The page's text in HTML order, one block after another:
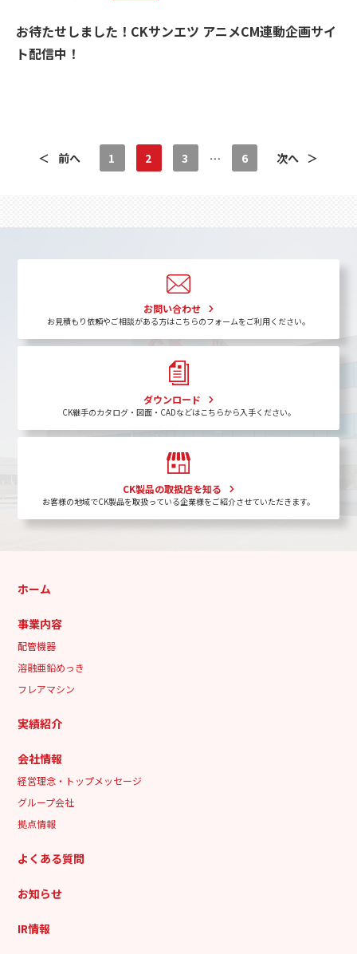
お待たせしました！CKサンエツ アニメCM連動企画サイ
ト配信中！
＜ 前へ 1 2 3 … 6 次へ ＞
お問い合わせ
お見積もり依頼やご相談がある方はこちらのフォームをご利用ください。
ダウンロード
CK継手のカタログ・図面・CADなどはこちらから入手ください。
CK製品の取扱店を知る
お客様の地域でCK製品を取扱っている企業様をご紹介させていただきます。
ホーム
事業内容
配管機器
溶融亜鉛めっき
フレアマシン
実績紹介
会社情報
経営理念・トップメッセージ
グループ会社
拠点情報
よくある質問
お知らせ
IR情報